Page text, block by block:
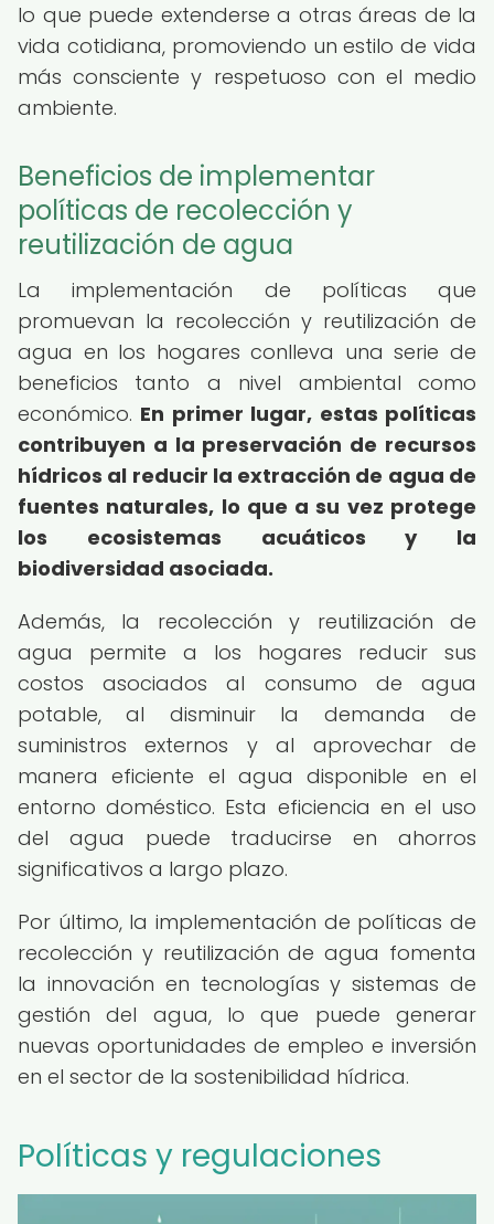
lo que puede extenderse a otras áreas de la
vida cotidiana, promoviendo un estilo de vida
más consciente y respetuoso con el medio
ambiente.
Beneficios de implementar
políticas de recolección y
reutilización de agua
La implementación de políticas que
promuevan la recolección y reutilización de
agua en los hogares conlleva una serie de
beneficios tanto a nivel ambiental como
económico. En primer lugar, estas políticas
contribuyen a la preservación de recursos
hídricos al reducir la extracción de agua de
fuentes naturales, lo que a su vez protege
los ecosistemas acuáticos y la
biodiversidad asociada.
Además, la recolección y reutilización de
agua permite a los hogares reducir sus
costos asociados al consumo de agua
potable, al disminuir la demanda de
suministros externos y al aprovechar de
manera eficiente el agua disponible en el
entorno doméstico. Esta eficiencia en el uso
del agua puede traducirse en ahorros
significativos a largo plazo.
Por último, la implementación de políticas de
recolección y reutilización de agua fomenta
la innovación en tecnologías y sistemas de
gestión del agua, lo que puede generar
nuevas oportunidades de empleo e inversión
en el sector de la sostenibilidad hídrica.
Políticas y regulaciones